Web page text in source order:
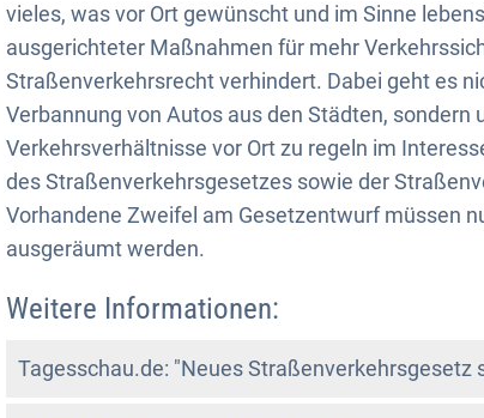
vieles, was vor Ort gewünscht und im Sinne
ausgerichteter Maßnahmen für mehr
Straßenverkehrsrecht verhindert. Dabei geht es
Verbannung von Autos aus den Städten, sondern
Verkehrsverhältnisse vor Ort zu regeln im
des Straßenverkehrsgesetzes sowie der
Vorhandene Zweifel am Gesetzentwurf müssen
ausgeräumt werden.
Weitere Informationen:
Tagesschau.de: "Neues Straßenverkehrsgesetz